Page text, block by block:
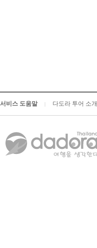
서비스 도움말 다도라 투어 소개